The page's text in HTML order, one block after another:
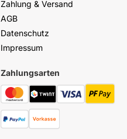
Zahlung & Versand
AGB
Datenschutz
Impressum
Zahlungsarten